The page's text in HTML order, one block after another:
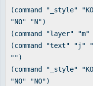
(command "_style"
"NO" "N")
(command "layer"
(command "text" "j"
"")
(command "_style"
"NO" "NO")